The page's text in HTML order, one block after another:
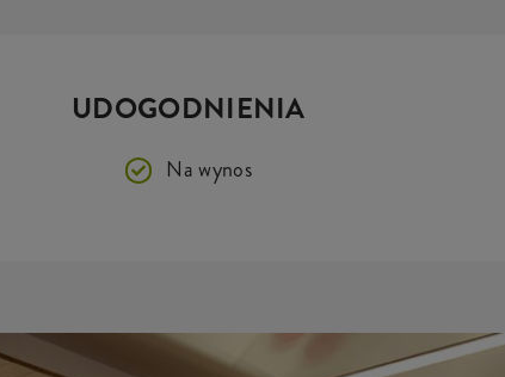
UDOGODNIENIA
Na wynos